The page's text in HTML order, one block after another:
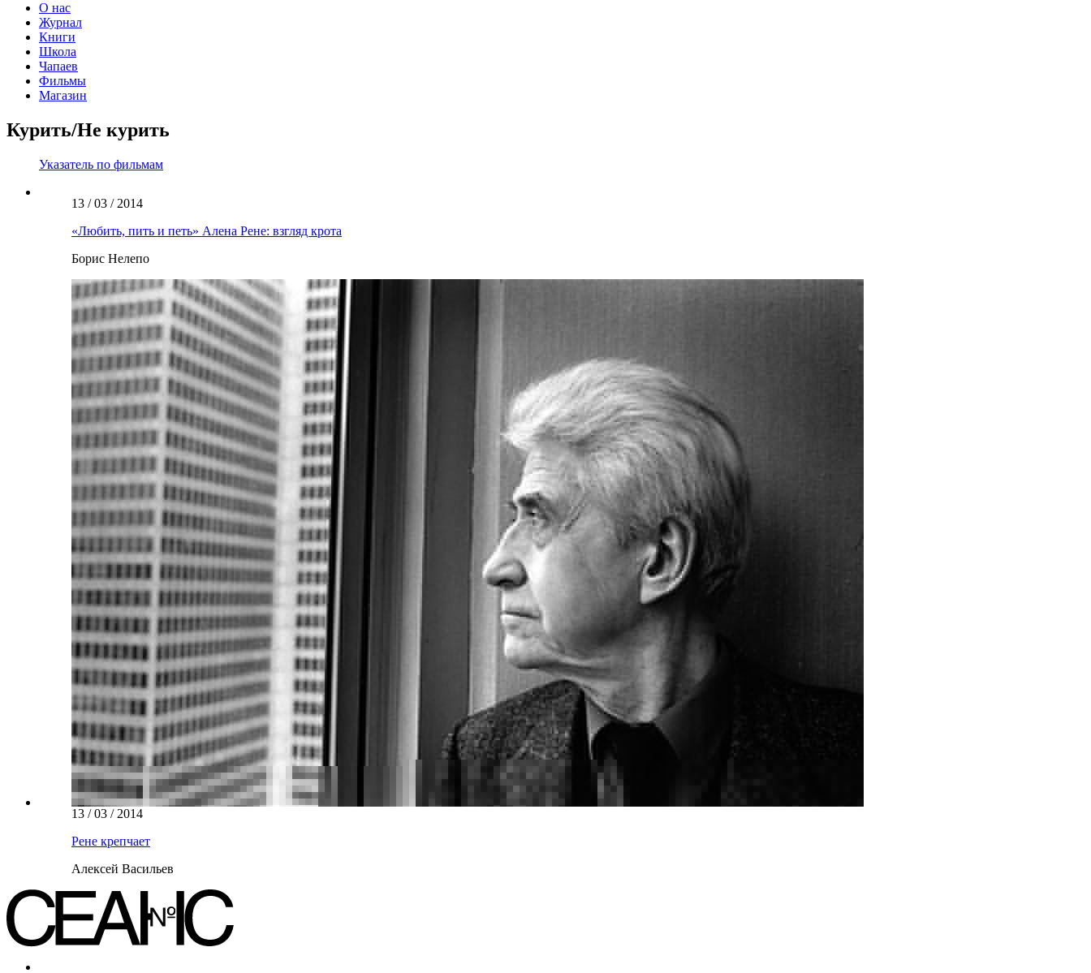
О нас
Журнал
Книги
Школа
Чапаев
Фильмы
Магазин
Курить/Не курить
Указатель по фильмам
13 / 03 / 2014
«Любить, пить и петь» Алена Рене: взгляд крота
Борис Нелепо
13 / 03 / 2014
Рене крепчает
Алексей Васильев